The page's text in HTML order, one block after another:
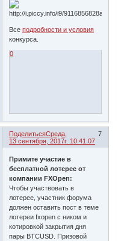
Всеподробности и условия
конкурса.
0
Поделиться 7
Среда,
13 сентября, 2017г. 10:41:07
Примите участие в
бесплатной лотерее от
компании FXOpen:
Чтобы участвовать в
лотерее, участник форума
должен оставить пост в теме
лотереи fxopen с ником и
котировкой закрытия дня
пары BTCUSD. Призовой